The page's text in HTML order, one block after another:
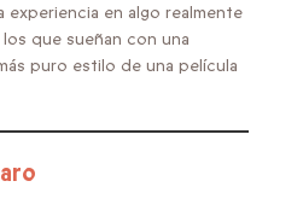
en algo realmente
que sueñan con una
puro estilo de una película